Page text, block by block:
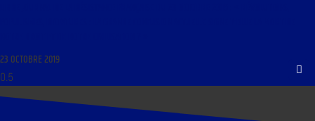
23 OCTOBRE 2019